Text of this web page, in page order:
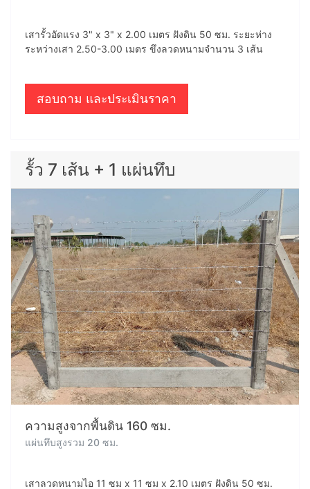
เสารั้วอัดแรง 3" x 3" x 2.00 เมตร ฝังดิน 50 ซม. ระยะห่าง
ระหว่างเสา 2.50-3.00 เมตร ขึงลวดหนามจำนวน 3 เส้น
สอบถาม และประเมินราคา
รั้ว 7 เส้น + 1 แผ่นทึบ
ความสูงจากพื้นดิน 160 ซม.
แผ่นทึบสูงรวม 20 ซม.
เสาลวดหนามไอ 11 ซม x 11 ซม x 2.10 เมตร ฝังดิน 50 ซม.